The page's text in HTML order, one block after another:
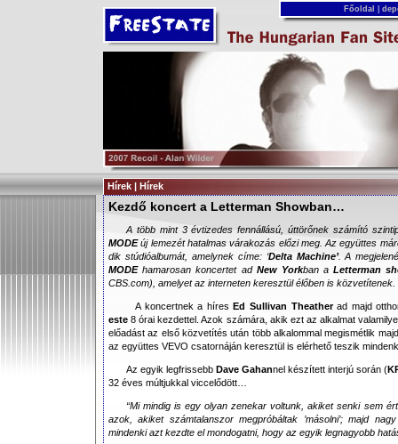
Főoldal
Hírek | Hírek
Kezdő koncert a Letterman Showban…
A több mint 3 évtizedes fennállású, úttörőnek számító
MODEúj lemezét hatalmas várakozás előzi meg. Az együttes
dik stúdióalbumát, amelynek címe: ‘Delta Machine’. A
MODEhamarosan koncertet ad New Yorkban aLetterman
CBS.com), amelyet az interneten keresztül élőben is közvetítenek.
A koncertnek a híresEd Sullivan Theatherad majd
este 8 órai kezdettel. Azok számára, akik ezt az alkalmat
előadást az első közvetítés után több alkalommal megismétlik
az együttes VEVO csatornáján keresztül is elérhető teszik
Az egyik legfrissebb Dave Gahannel készített interjú során (
32 éves múltjukkal viccelődött…
“Mi mindig is egy olyan zenekar voltunk, akiket senki sem
azok, akiket számtalanszor megpróbáltak ’másolni’; majd
mindenki azt kezdte el mondogatni, hogy az egyik legnagyobb